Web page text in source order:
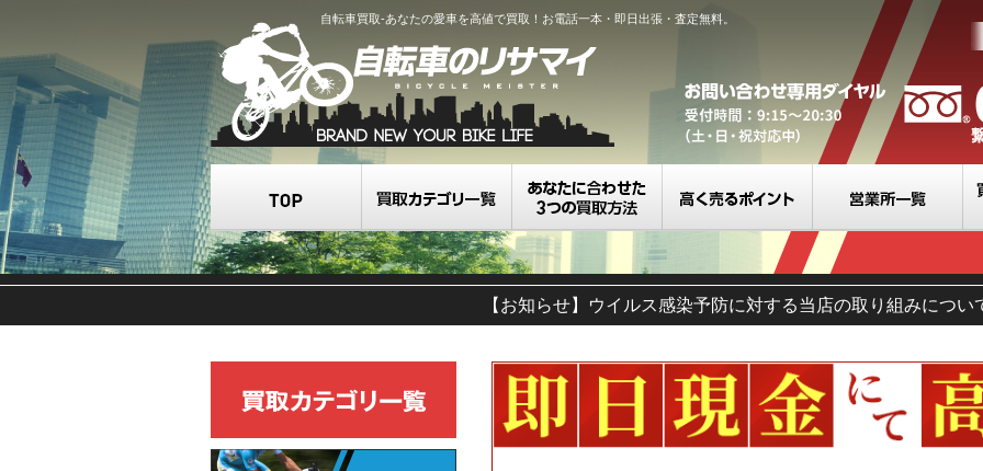
自転車買取-あなたの愛車を高値で買取！お電話一本・即日出張・査定無料。
【お知らせ】ウイルス感染予防に対する当店の取り組みについ